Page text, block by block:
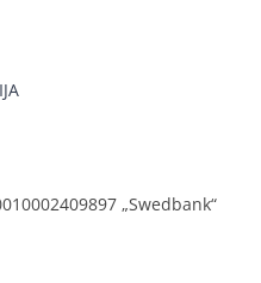
„Swedbank“